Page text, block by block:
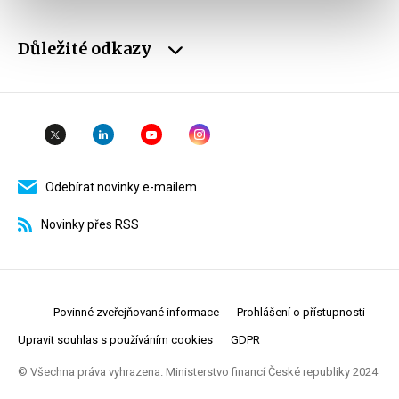
Důležité odkazy
Odebírat novinky e-mailem
Novinky přes RSS
Povinné zveřejňované informace Prohlášení o přístupnosti
Upravit souhlas s používáním cookies GDPR
© Všechna práva vyhrazena. Ministerstvo financí České republiky 2024